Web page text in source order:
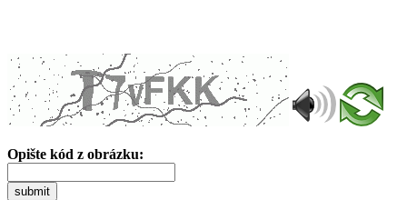
Opište kód z obrázku:
submit